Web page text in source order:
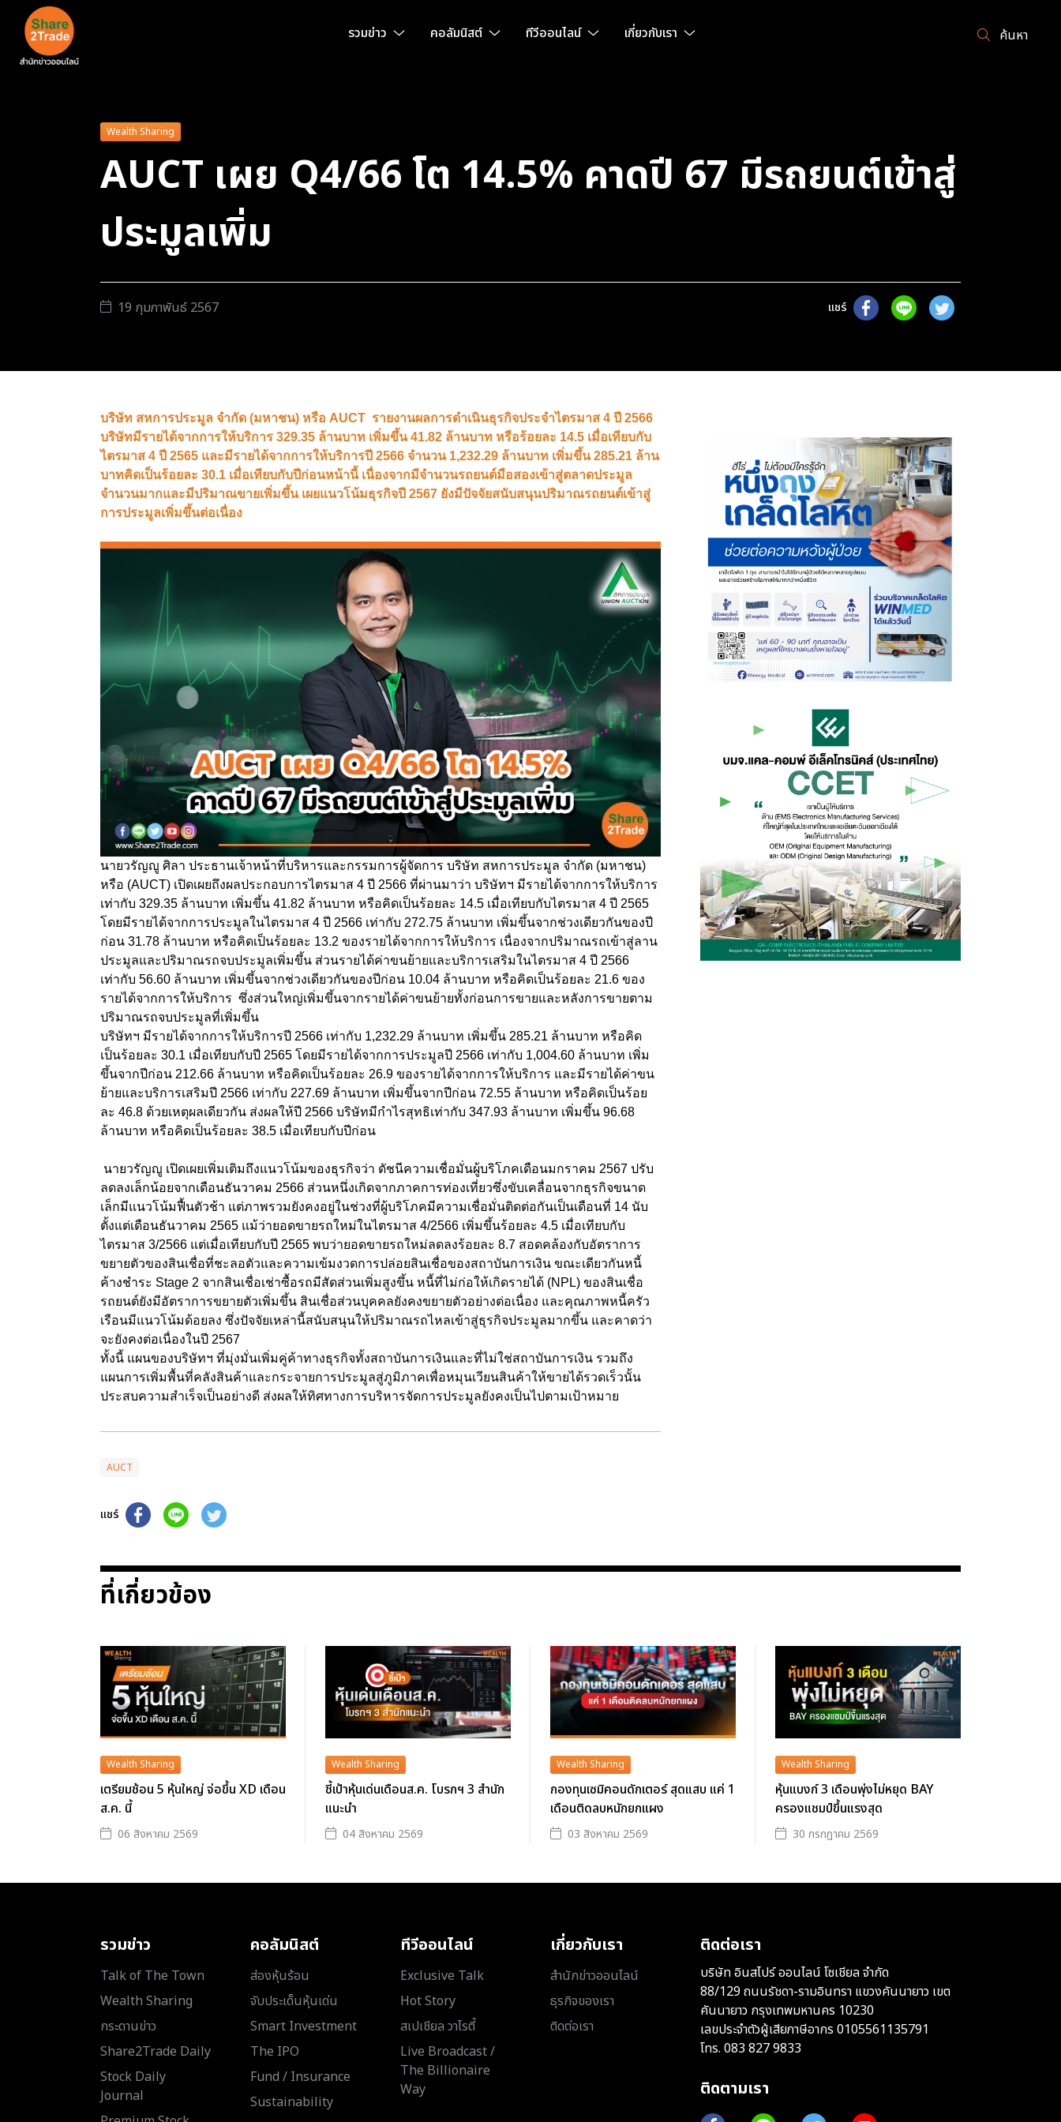
รวมข่าว คอลัมนิสต์ ทีวีออนไลน์ เกี่ยวกับเรา ค้นหา
Wealth Sharing
AUCT เผย Q4/66 โต 14.5% คาดปี 67 มีรถยนต์เข้าสู่
ประมูลเพิ่ม
19 กุมภาพันธ์ 2567 แชร์
บริษัท สหการประมูล จำกัด (มหาชน) หรือ AUCT รายงานผลการดำเนินธุรกิจประจำไตรมาส 4 ปี 2566
บริษัทมีรายได้จากการให้บริการ 329.35 ล้านบาท เพิ่มขึ้น 41.82 ล้านบาท หรือร้อยละ 14.5 เมื่อเทียบกับ
ไตรมาส 4 ปี 2565 และมีรายได้จากการให้บริการปี 2566 จำนวน 1,232.29 ล้านบาท เพิ่มขึ้น 285.21 ล้าน
บาทคิดเป็นร้อยละ 30.1 เมื่อเทียบกับปีก่อนหน้านี้ เนื่องจากมีจำนวนรถยนต์มือสองเข้าสู่ตลาดประมูล
จำนวนมากและมีปริมาณขายเพิ่มขึ้น เผยแนวโน้มธุรกิจปี 2567 ยังมีปัจจัยสนับสนุนปริมาณรถยนต์เข้าสู่
การประมูลเพิ่มขึ้นต่อเนื่อง
นายวรัญญู ศิลา ประธานเจ้าหน้าที่บริหารและกรรมการผู้จัดการ บริษัท สหการประมูล จำกัด (มหาชน)
หรือ (AUCT) เปิดเผยถึงผลประกอบการไตรมาส 4 ปี 2566 ที่ผ่านมาว่า บริษัทฯ มีรายได้จากการให้บริการ
เท่ากับ 329.35 ล้านบาท เพิ่มขึ้น 41.82 ล้านบาท หรือคิดเป็นร้อยละ 14.5 เมื่อเทียบกับไตรมาส 4 ปี 2565
โดยมีรายได้จากการประมูลในไตรมาส 4 ปี 2566 เท่ากับ 272.75 ล้านบาท เพิ่มขึ้นจากช่วงเดียวกันของปี
ก่อน 31.78 ล้านบาท หรือคิดเป็นร้อยละ 13.2 ของรายได้จากการให้บริการ เนื่องจากปริมาณรถเข้าสู่ลาน
ประมูลและปริมาณรถจบประมูลเพิ่มขึ้น ส่วนรายได้ค่าขนย้ายและบริการเสริมในไตรมาส 4 ปี 2566
เท่ากับ 56.60 ล้านบาท เพิ่มขึ้นจากช่วงเดียวกันของปีก่อน 10.04 ล้านบาท หรือคิดเป็นร้อยละ 21.6 ของ
รายได้จากการให้บริการ ซึ่งส่วนใหญ่เพิ่มขึ้นจากรายได้ค่าขนย้ายทั้งก่อนการขายและหลังการขายตาม
ปริมาณรถจบประมูลที่เพิ่มขึ้น
บริษัทฯ มีรายได้จากการให้บริการปี 2566 เท่ากับ 1,232.29 ล้านบาท เพิ่มขึ้น 285.21 ล้านบาท หรือคิด
เป็นร้อยละ 30.1 เมื่อเทียบกับปี 2565 โดยมีรายได้จากการประมูลปี 2566 เท่ากับ 1,004.60 ล้านบาท เพิ่ม
ขึ้นจากปีก่อน 212.66 ล้านบาท หรือคิดเป็นร้อยละ 26.9 ของรายได้จากการให้บริการ และมีรายได้ค่าขน
ย้ายและบริการเสริมปี 2566 เท่ากับ 227.69 ล้านบาท เพิ่มขึ้นจากปีก่อน 72.55 ล้านบาท หรือคิดเป็นร้อย
ละ 46.8 ด้วยเหตุผลเดียวกัน ส่งผลให้ปี 2566 บริษัทมีกำไรสุทธิเท่ากับ 347.93 ล้านบาท เพิ่มขึ้น 96.68
ล้านบาท หรือคิดเป็นร้อยละ 38.5 เมื่อเทียบกับปีก่อน
นายวรัญญู เปิดเผยเพิ่มเติมถึงแนวโน้มของธุรกิจว่า ดัชนีความเชื่อมั่นผู้บริโภคเดือนมกราคม 2567 ปรับ
ลดลงเล็กน้อยจากเดือนธันวาคม 2566 ส่วนหนึ่งเกิดจากภาคการท่องเที่ยวซึ่งขับเคลื่อนจากธุรกิจขนาด
เล็กมีแนวโน้มฟื้นตัวช้า แต่ภาพรวมยังคงอยู่ในช่วงที่ผู้บริโภคมีความเชื่อมั่นติดต่อกันเป็นเดือนที่ 14 นับ
ตั้งแต่เดือนธันวาคม 2565 แม้ว่ายอดขายรถใหม่ในไตรมาส 4/2566 เพิ่มขึ้นร้อยละ 4.5 เมื่อเทียบกับ
ไตรมาส 3/2566 แต่เมื่อเทียบกับปี 2565 พบว่ายอดขายรถใหม่ลดลงร้อยละ 8.7 สอดคล้องกับอัตราการ
ขยายตัวของสินเชื่อที่ชะลอตัวและความเข้มงวดการปล่อยสินเชื่อของสถาบันการเงิน ขณะเดียวกันหนี้
ค้างชำระ Stage 2 จากสินเชื่อเช่าซื้อรถมีสัดส่วนเพิ่มสูงขึ้น หนี้ที่ไม่ก่อให้เกิดรายได้ (NPL) ของสินเชื่อ
รถยนต์ยังมีอัตราการขยายตัวเพิ่มขึ้น สินเชื่อส่วนบุคคลยังคงขยายตัวอย่างต่อเนื่อง และคุณภาพหนี้ครัว
เรือนมีแนวโน้มด้อยลง ซึ่งปัจจัยเหล่านี้สนับสนุนให้ปริมาณรถไหลเข้าสู่ธุรกิจประมูลมากขึ้น และคาดว่า
จะยังคงต่อเนื่องในปี 2567
ทั้งนี้ แผนของบริษัทฯ ที่มุ่งมั่นเพิ่มคู่ค้าทางธุรกิจทั้งสถาบันการเงินและที่ไม่ใช่สถาบันการเงิน รวมถึง
แผนการเพิ่มพื้นที่คลังสินค้าและกระจายการประมูลสู่ภูมิภาคเพื่อหมุนเวียนสินค้าให้ขายได้รวดเร็วนั้น
ประสบความสำเร็จเป็นอย่างดี ส่งผลให้ทิศทางการบริหารจัดการประมูลยังคงเป็นไปตามเป้าหมาย
AUCT
แชร์
ที่เกี่ยวข้อง
Wealth Sharing
เตรียมช้อน 5 หุ้นใหญ่ จ่อขึ้น XD เดือน
ส.ค. นี้
06 สิงหาคม 2569
Wealth Sharing
ชี้เป้าหุ้นเด่นเดือนส.ค. โบรกฯ 3 สำนัก
แนะนำ
04 สิงหาคม 2569
Wealth Sharing
กองทุนเซมิคอนดักเตอร์ สุดแสบ แค่ 1
เดือนติดลบหนักยกแผง
03 สิงหาคม 2569
Wealth Sharing
หุ้นแบงก์ 3 เดือนพุ่งไม่หยุด BAY
ครองแชมป์ขึ้นแรงสุด
30 กรกฎาคม 2569
รวมข่าว
Talk of The Town
Wealth Sharing
กระดานข่าว
Share2Trade Daily
Stock Daily
Journal
คอลัมนิสต์
ส่องหุ้นร้อน
จับประเด็นหุ้นเด่น
Smart Investment
The IPO
Fund / Insurance
Sustainability
ทีวีออนไลน์
Exclusive Talk
Hot Story
สเปเชียล วาไรตี้
Live Broadcast /
The Billionaire
Way
เกี่ยวกับเรา
สำนักข่าวออนไลน์
ธุรกิจของเรา
ติดต่อเรา
ติดต่อเรา
บริษัท อินสไปร์ ออนไลน์ โซเชียล จำกัด
88/129 ถนนรัชดา-รามอินทรา แขวงคันนายาว เขต
คันนายาว กรุงเทพมหานคร 10230
เลขประจำตัวผู้เสียภาษีอากร 0105561135791
โทร. 083 827 9833
ติดตามเรา